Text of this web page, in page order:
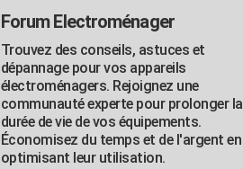
Forum Electroménager
Trouvez des conseils, astuces et
dépannage pour vos appareils
électroménagers. Rejoignez une
communauté experte pour prolonger la
durée de vie de vos équipements.
Économisez du temps et de l'argent en
optimisant leur utilisation.